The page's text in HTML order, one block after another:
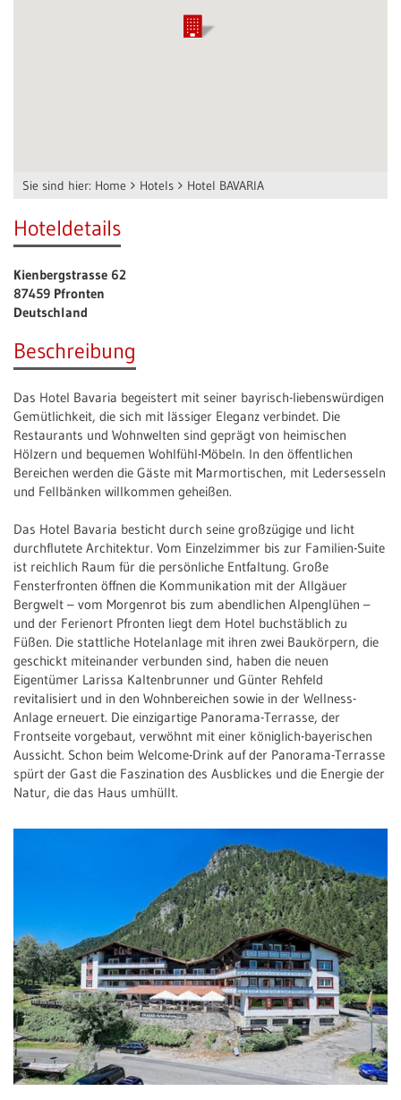
Sie sind hier: Home Hotels Hotel BAVARIA
Hoteldetails
Kienbergstrasse 62
87459 Pfronten
Deutschland
Beschreibung
Das Hotel Bavaria begeistert mit seiner bayrisch-liebenswürdigen
Gemütlichkeit, die sich mit lässiger Eleganz verbindet. Die
Restaurants und Wohnwelten sind geprägt von heimischen
Hölzern und bequemen Wohlfühl-Möbeln. In den öffentlichen
Bereichen werden die Gäste mit Marmortischen, mit Ledersesseln
und Fellbänken willkommen geheißen.
Das Hotel Bavaria besticht durch seine großzügige und licht
durchflutete Architektur. Vom Einzelzimmer bis zur Familien-Suite
ist reichlich Raum für die persönliche Entfaltung. Große
Fensterfronten öffnen die Kommunikation mit der Allgäuer
Bergwelt – vom Morgenrot bis zum abendlichen Alpenglühen –
und der Ferienort Pfronten liegt dem Hotel buchstäblich zu
Füßen. Die stattliche Hotelanlage mit ihren zwei Baukörpern, die
geschickt miteinander verbunden sind, haben die neuen
Eigentümer Larissa Kaltenbrunner und Günter Rehfeld
revitalisiert und in den Wohnbereichen sowie in der Wellness-
Anlage erneuert. Die einzigartige Panorama-Terrasse, der
Frontseite vorgebaut, verwöhnt mit einer königlich-bayerischen
Aussicht. Schon beim Welcome-Drink auf der Panorama-Terrasse
spürt der Gast die Faszination des Ausblickes und die Energie der
Natur, die das Haus umhüllt.